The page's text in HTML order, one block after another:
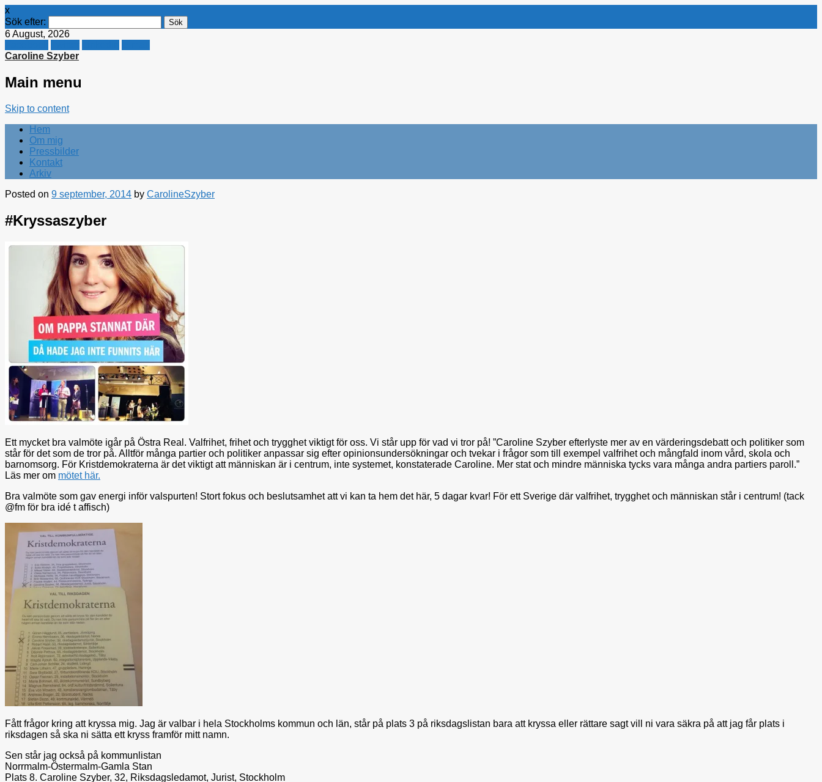
x
Sök efter:
6 August, 2026
Caroline Szyber
Main menu
Skip to content
Hem
Om mig
Pressbilder
Kontakt
Arkiv
Posted on 9 september, 2014 by CarolineSzyber
#Kryssaszyber
Ett mycket bra valmöte igår på Östra Real. Valfrihet, frihet och trygghet viktigt för oss. Vi står upp för vad vi tror på! ”Caroline Szyber efterlyste mer av en värderingsdebatt och politiker som
står för det som de tror på. Alltför många partier och politiker anpassar sig efter opinionsundersökningar och tvekar i frågor som till exempel valfrihet och mångfald inom vård, skola och
barnomsorg. För Kristdemokraterna är det viktigt att människan är i centrum, inte systemet, konstaterade Caroline. Mer stat och mindre människa tycks vara många andra partiers paroll.”
Läs mer om mötet här.
Bra valmöte som gav energi inför valspurten! Stort fokus och beslutsamhet att vi kan ta hem det här, 5 dagar kvar! För ett Sverige där valfrihet, trygghet och människan står i centrum! (tack
@fm för bra idé t affisch)
Fått frågor kring att kryssa mig. Jag är valbar i hela Stockholms kommun och län, står på plats 3 på riksdagslistan bara att kryssa eller rättare sagt vill ni vara säkra på att jag får plats i
riksdagen så ska ni sätta ett kryss framför mitt namn.
Sen står jag också på kommunlistan
Norrmalm-Östermalm-Gamla Stan
Plats 8. Caroline Szyber, 32, Riksdagsledamot, Jurist, Stockholm